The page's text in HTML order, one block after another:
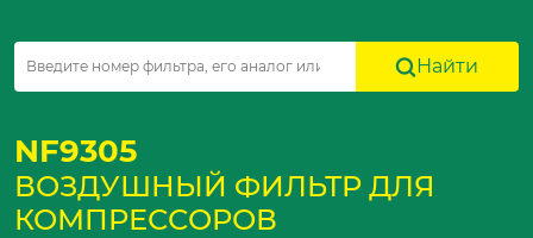
Найти
NF9305
ВОЗДУШНЫЙ ФИЛЬТР ДЛЯ
КОМПРЕССОРОВ